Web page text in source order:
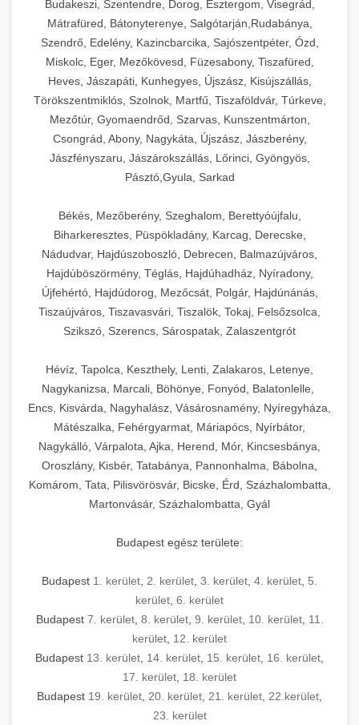
Budakeszi, Szentendre, Dorog, Esztergom, Visegrád,
Mátrafüred, Bátonyterenye, Salgótarján,Rudabánya,
Szendrő, Edelény, Kazincbarcika, Sajószentpéter, Ózd,
Miskolc, Eger, Mezőkövesd, Füzesabony, Tiszafüred,
Heves, Jászapáti, Kunhegyes, Újszász, Kisújszállás,
Törökszentmiklós, Szolnok, Martfű, Tiszaföldvár, Túrkeve,
Mezőtúr, Gyomaendrőd, Szarvas, Kunszentmárton,
Csongrád, Abony, Nagykáta, Újszász, Jászberény,
Jászfényszaru, Jászárokszállás, Lőrinci, Gyöngyös,
Pásztó,Gyula, Sarkad
Békés, Mezőberény, Szeghalom, Berettyóújfalu,
Biharkeresztes, Püspökladány, Karcag, Derecske,
Nádudvar, Hajdúszoboszló, Debrecen, Balmazújváros,
Hajdúböszörmény, Téglás, Hajdúhadház, Nyíradony,
Újfehértó, Hajdúdorog, Mezőcsát, Polgár, Hajdúnánás,
Tiszaújváros, Tiszavasvári, Tiszalök, Tokaj, Felsőzsolca,
Szikszó, Szerencs, Sárospatak, Zalaszentgrót
Hévíz, Tapolca, Keszthely, Lenti, Zalakaros, Letenye,
Nagykanizsa, Marcali, Böhönye, Fonyód, Balatonlelle,
Encs, Kisvárda, Nagyhalász, Vásárosnamény, Nyíregyháza,
Mátészalka, Fehérgyarmat, Máriapócs, Nyírbátor,
Nagykálló, Várpalota, Ajka, Herend, Mór, Kincsesbánya,
Oroszlány, Kisbér, Tatabánya, Pannonhalma, Bábolna,
Komárom, Tata, Pilisvörösvár, Bicske, Érd, Százhalombatta,
Martonvásár, Százhalombatta, Gyál
Budapest egész területe:
Budapest 1. kerület 2. kerület 3. kerület 4. kerület 5.
kerület 6. kerület
Budapest 7. kerület, 8. kerület, 9. kerület, 10. kerület, 11.
kerület 12. kerület
Budapest 13. kerület 14. kerület 15. kerület 16. kerület
17. kerület 18. kerület
Budapest 19. kerület 20. kerület 21. kerület 22.kerület
23. kerület